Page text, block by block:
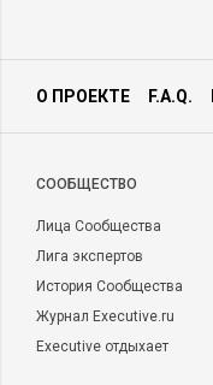
О ПРОЕКТЕ F.A.Q.
CООБЩЕСТВО
Лица Сообщества
Лига экспертов
История Сообщества
Журнал Executive.ru
Executive отдыхает